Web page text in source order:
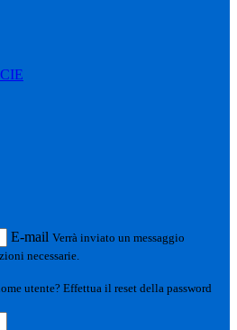
E-mail Verrà inviato un messaggio
necessarie.
utente? Effettua il reset della password